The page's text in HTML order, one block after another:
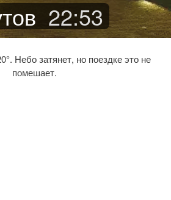
22:53
Небо затянет, но поездке это не
помешает.